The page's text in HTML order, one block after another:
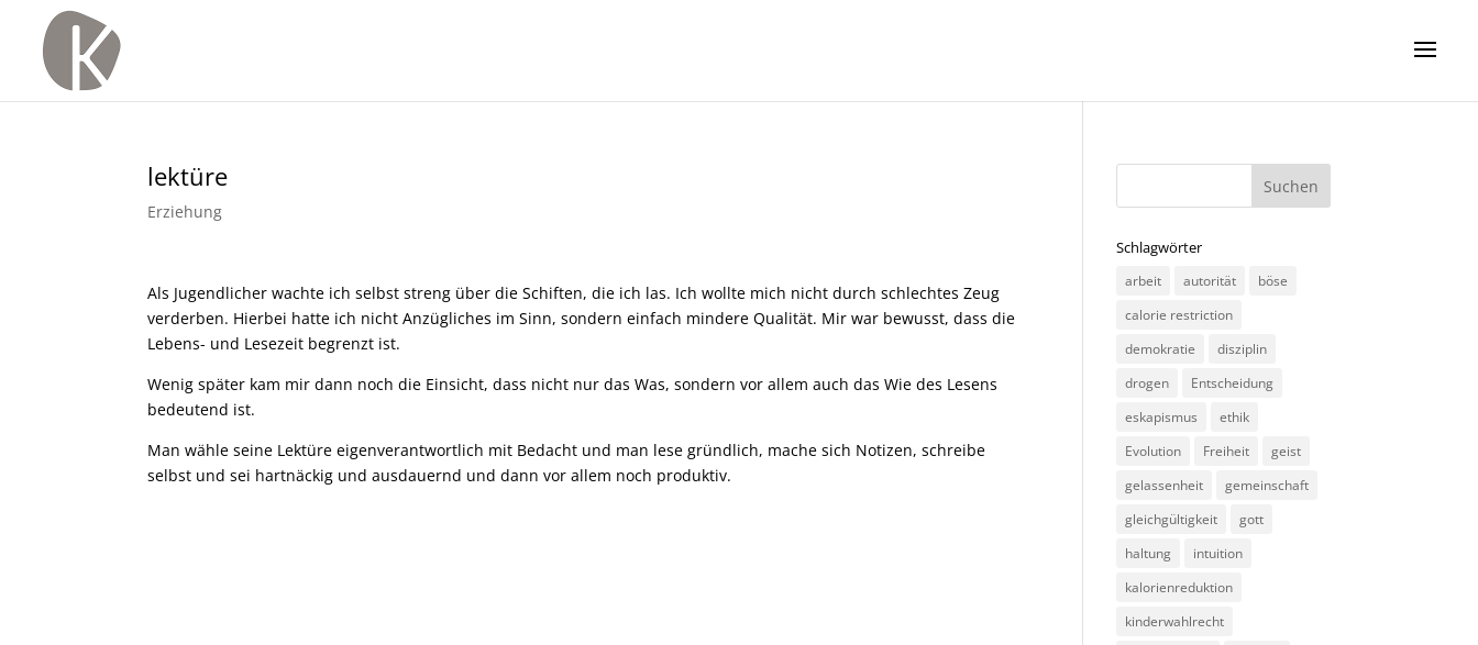
lektüre
Erziehung
Als Jugendlicher wachte ich selbst streng über die Schiften, die ich las. Ich wollte mich nicht durch schlechtes Zeug
verderben. Hierbei hatte ich nicht Anzügliches im Sinn, sondern einfach mindere Qualität. Mir war bewusst, dass die
Lebens- und Lesezeit begrenzt ist.
Wenig später kam mir dann noch die Einsicht, dass nicht nur das Was, sondern vor allem auch das Wie des Lesens
bedeutend ist.
Man wähle seine Lektüre eigenverantwortlich mit Bedacht und man lese gründlich, mache sich Notizen, schreibe
selbst und sei hartnäckig und ausdauernd und dann vor allem noch produktiv.
Schlagwörter
arbeit autorität
böse
calorie restriction
demokratie
disziplin
drogen
Entscheidung
eskapismus
ethik
Evolution
Freiheit
geist
gelassenheit
gemeinschaft
gleichgültigkeit
gott
haltung
intuition
kalorienreduktion
kinderwahlrecht